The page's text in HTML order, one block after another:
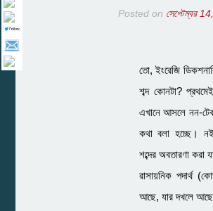
Posted on সেপ্টেম্বর
তো, ইংরেজি
শব্দ কোনটা?
এখানে আসলে নন-
কথা বলা হচ্ছে।
শব্দের অবতারণা করা
রাসায়নিক পদার্থ
আছে, যার দখলে আছে